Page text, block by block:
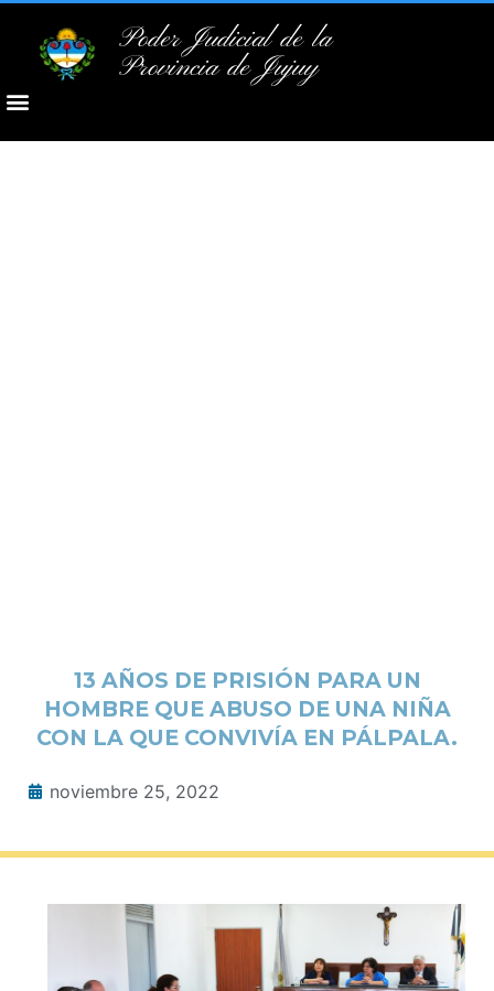
Poder Judicial de la
Provincia de Jujuy
13 AÑOS DE PRISIÓN PARA UN
HOMBRE QUE ABUSO DE UNA NIÑA
CON LA QUE CONVIVÍA EN PÁLPALA.
noviembre 25, 2022